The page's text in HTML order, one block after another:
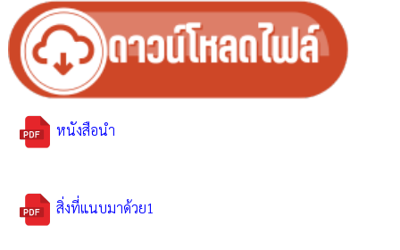
หนังสือนำ
สิ่งที่แนบมาด้วย1